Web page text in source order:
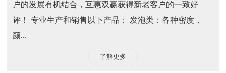
户的发展有机结合，互惠双赢获得新老客户的一致好
评！ 专业生产和销售以下产品： 发泡类：各种密度，
颜...
了解更多